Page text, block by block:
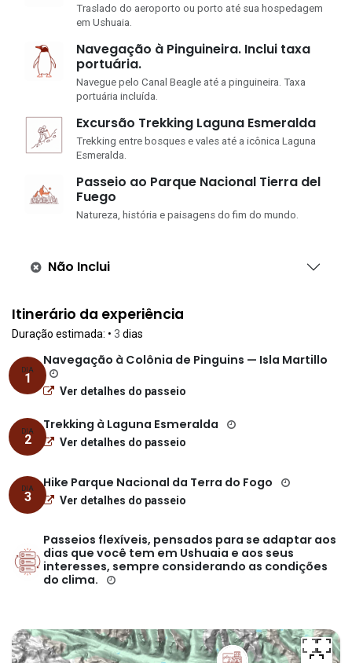
Traslado do aeroporto ou porto até sua hospedagem
em Ushuaia.
Navegação à Pinguineira. Inclui taxa
portuária.
Navegue pelo Canal Beagle até a pinguineira. Taxa
portuária incluída.
Excursão Trekking Laguna Esmeralda
Trekking entre bosques e vales até a icônica Laguna
Esmeralda.
Passeio ao Parque Nacional Tierra del
Fuego
Natureza, história e paisagens do fim do mundo.
Não Inclui
Itinerário da experiência
Duração estimada: • 3 dias
DIA
1
Navegação à Colônia de Pinguins — Isla Martillo
Ver detalhes do passeio
DIA
2
Trekking à Laguna Esmeralda
Ver detalhes do passeio
DIA
3
Hike Parque Nacional da Terra do Fogo
Ver detalhes do passeio
Passeios flexíveis, pensados para se adaptar aos
dias que você tem em Ushuaia e aos seus
interesses, sempre considerando as condições
do clima.